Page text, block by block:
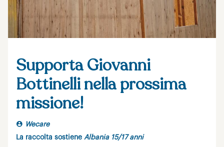
Supporta Giovanni
Bottinelli nella prossima
missione!
Wecare
La raccolta sostiene Albania 15/17 anni